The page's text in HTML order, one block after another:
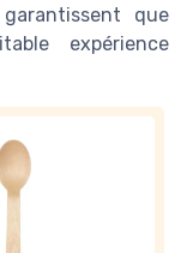
que
expérience